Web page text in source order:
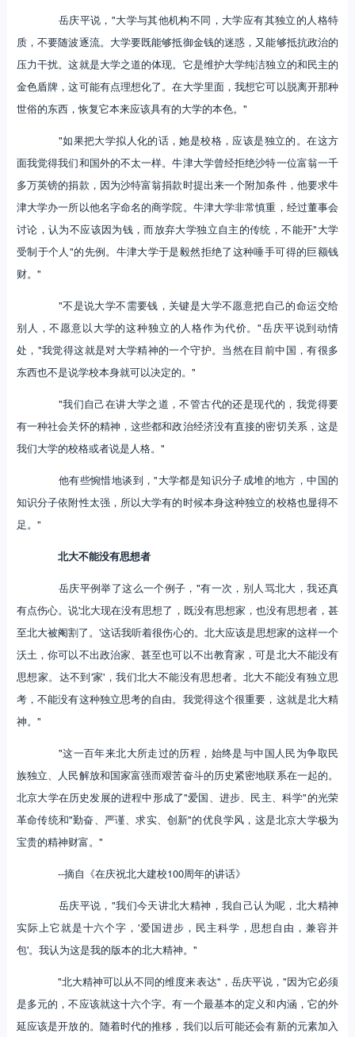
岳庆平说，"大学与其他机构不同，大学应有其独立的人格特
质，不要随波逐流。大学要既能够抵御金钱的迷惑，又能够抵抗政治的
压力干扰。这就是大学之道的体现。它是维护大学纯洁独立的和民主的
金色盾牌，这可能有点理想化了。在大学里面，我想它可以脱离开那种
世俗的东西，恢复它本来应该具有的大学的本色。"
"如果把大学拟人化的话，她是校格，应该是独立的。在这方
面我觉得我们和国外的不太一样。牛津大学曾经拒绝沙特一位富翁一千
多万英镑的捐款，因为沙特富翁捐款时提出来一个附加条件，他要求牛
津大学办一所以他名字命名的商学院。牛津大学非常慎重，经过董事会
讨论，认为不应该因为钱，而放弃大学独立自主的传统，不能开"大学
受制于个人"的先例。牛津大学于是毅然拒绝了这种唾手可得的巨额钱
财。"
"不是说大学不需要钱，关键是大学不愿意把自己的命运交给
别人，不愿意以大学的这种独立的人格作为代价。"岳庆平说到动情
处，"我觉得这就是对大学精神的一个守护。当然在目前中国，有很多
东西也不是说学校本身就可以决定的。"
"我们自己在讲大学之道，不管古代的还是现代的，我觉得要
有一种社会关怀的精神，这些都和政治经济没有直接的密切关系，这是
我们大学的校格或者说是人格。"
他有些惋惜地谈到，"大学都是知识分子成堆的地方，中国的
知识分子依附性太强，所以大学有的时候本身这种独立的校格也显得不
足。"
北大不能没有思想者
岳庆平例举了这么一个例子，"有一次，别人骂北大，我还真
有点伤心。说'北大现在没有思想了，既没有思想家，也没有思想者，甚
至北大被阉割了。'这话我听着很伤心的。北大应该是思想家的这样一个
沃土，你可以不出政治家、甚至也可以不出教育家，可是北大不能没有
思想家。达不到'家'，我们北大不能没有思想者。北大不能没有独立思
考，不能没有这种独立思考的自由。我觉得这个很重要，这就是北大精
神。"
"这一百年来北大所走过的历程，始终是与中国人民为争取民
族独立、人民解放和国家富强而艰苦奋斗的历史紧密地联系在一起的。
北京大学在历史发展的进程中形成了"爱国、进步、民主、科学"的光荣
革命传统和"勤奋、严谨、求实、创新"的优良学风，这是北京大学极为
宝贵的精神财富。"
--摘自《在庆祝北大建校100周年的讲话》
岳庆平说，"我们今天讲北大精神，我自己认为呢，北大精神
实际上它就是十六个字，'爱国进步，民主科学，思想自由，兼容并
包'。我认为这是我的版本的北大精神。"
"北大精神可以从不同的维度来表达"，岳庆平说，"因为它必须
是多元的，不应该就这十六个字。有一个最基本的定义和内涵，它的外
延应该是开放的。随着时代的推移，我们以后可能还会有新的元素加入